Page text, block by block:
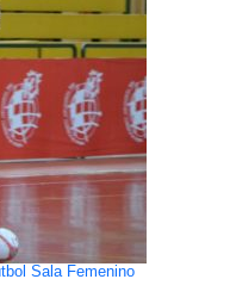
Sala Femenino